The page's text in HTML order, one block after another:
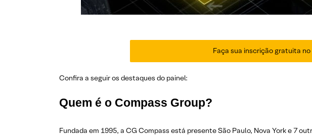
Faça sua inscrição gratuita
Confira a seguir os destaques do painel:
Quem é o Compass Group?
Fundada em 1995, a CG Compass está presente São Paulo, Nova York e 7